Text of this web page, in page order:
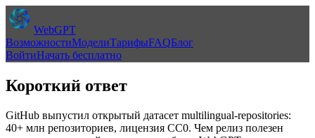
WebGPT
ВозможностиМоделиТарифыFAQБлог
ВойтиНачать бесплатно
Короткий ответ
GitHub выпустил открытый датасет multilingual-repositories:
40+ млн репозиториев, лицензия CC0. Чем релиз полезен